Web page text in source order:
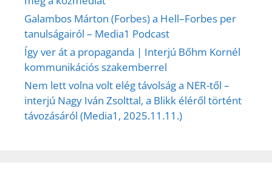
Galambos Márton (Forbes) a Hell–Forbes per
tanulságairól – Media1 Podcast
Így ver át a propaganda | Interjú Bőhm Kornél
kommunikációs szakemberrel
Nem lett volna volt elég távolság a NER-től –
interjú Nagy Iván Zsolttal, a Blikk éléről történt
távozásáról (Media1, 2025.11.11.)